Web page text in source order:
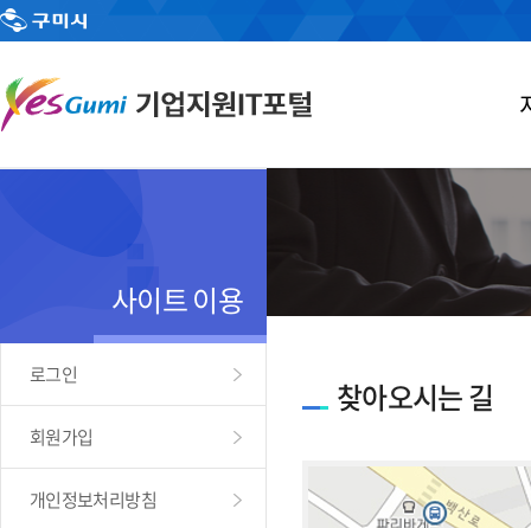
사이트 이용
로그인
회원가입
개인정보처리방침
찾아오시는 길